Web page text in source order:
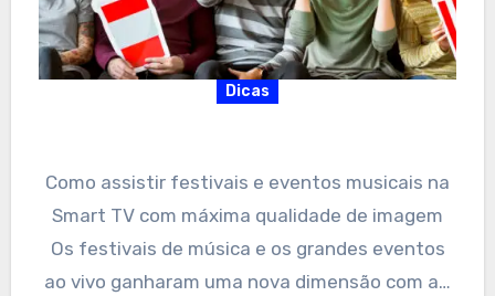
Dicas
Como assistir festivais e eventos musicais na
Smart TV com máxima qualidade de imagem
Os festivais de música e os grandes eventos
ao vivo ganharam uma nova dimensão com a…